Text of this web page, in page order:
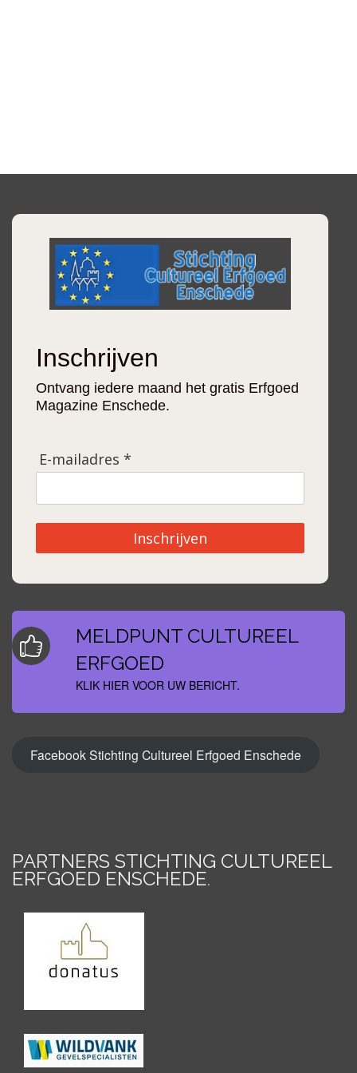
Inschrijven
Ontvang iedere maand het gratis Erfgoed
Magazine Enschede.
E-mailadres *
Inschrijven
MELDPUNT CULTUREEL
ERFGOED
KLIK HIER VOOR UW BERICHT.
Facebook Stichting Cultureel Erfgoed Enschede
PARTNERS STICHTING CULTUREEL
ERFGOED ENSCHEDE.